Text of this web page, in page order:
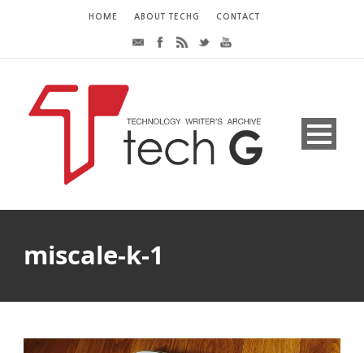
HOME ABOUT TECHG CONTACT
miscale-k-1